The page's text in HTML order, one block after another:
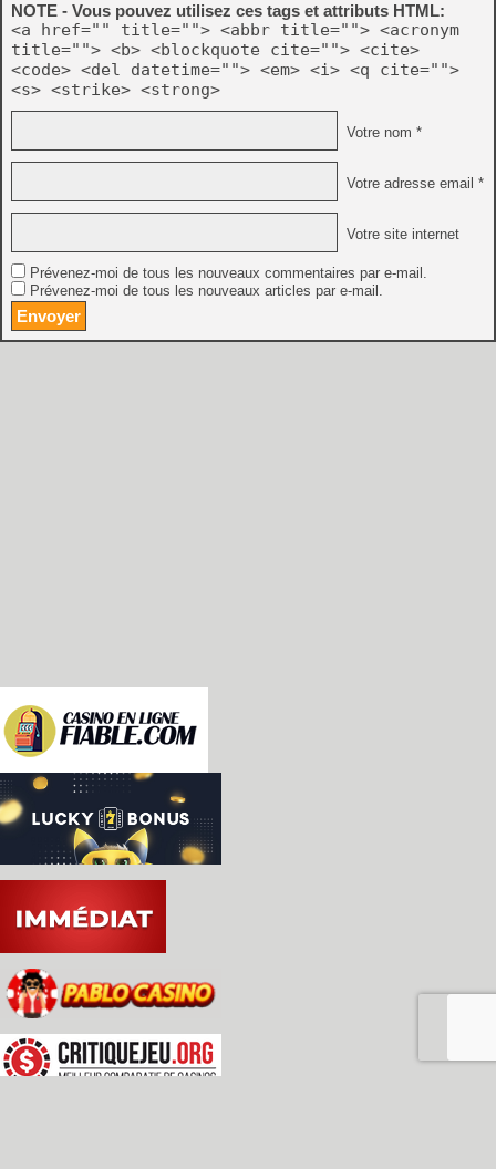
NOTE - Vous pouvez utilisez ces tags et attributs HTML:
<a href="" title=""> <abbr title=""> <acronym
title=""> <b> <blockquote cite=""> <cite>
<code> <del datetime=""> <em> <i> <q cite="">
<s> <strike> <strong>
Votre nom *
Votre adresse email *
Votre site internet
Prévenez-moi de tous les nouveaux commentaires par e-mail.
Prévenez-moi de tous les nouveaux articles par e-mail.